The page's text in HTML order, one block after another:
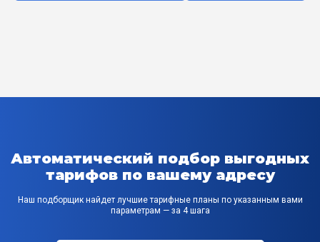
Автоматический подбор выгодных
тарифов по вашему адресу
Наш подборщик найдет лучшие тарифные планы по указанным вами
параметрам — за 4 шага